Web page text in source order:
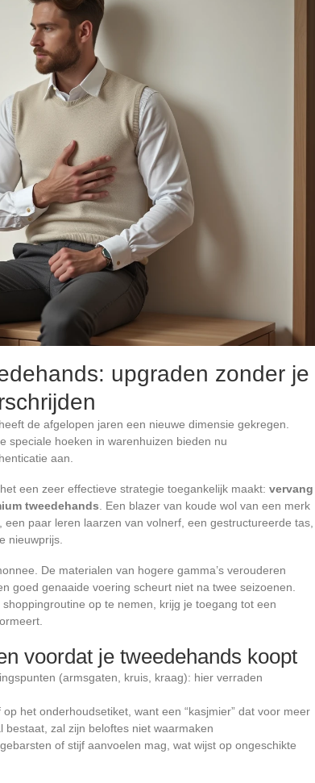
upgraden zonder je
de afgelopen jaren een nieuwe dimensie gekregen.
speciale hoeken in warenhuizen bieden nu
aan.
een zeer effectieve strategie toegankelijk maakt: vervang
tweedehands. Een blazer van koude wol van een merk
paar leren laarzen van volnerf, een gestructureerde tas,
nieuwprijs.
De materialen van hogere gamma’s verouderen
goed genaaide voering scheurt niet na twee seizoenen.
op te nemen, krijg je toegang tot een
voordat je tweedehands koopt
(armsgaten, kruis, kraag): hier verraden
het onderhoudsetiket, want een “kasjmier” dat voor meer
zal zijn beloftes niet waarmaken
of stijf aanvoelen mag, wat wijst op ongeschikte